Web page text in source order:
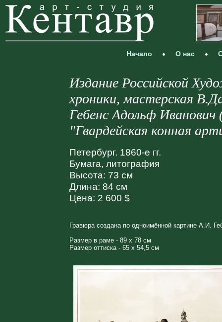
Начало О нас
Издание Российской
хроники, мастерская
Гебенс Адольф Иванович
"Гвардейская конная
Петербург. 1860-е гг.
Бумага, литография
Высота: 73 см
Длина: 84 см
Цена: 2 600 $
Гравюра создана по одноимённой картине А.И.
Размер в раме - 89 х 78 см
Размер оттиска - 65 х 54,5 см